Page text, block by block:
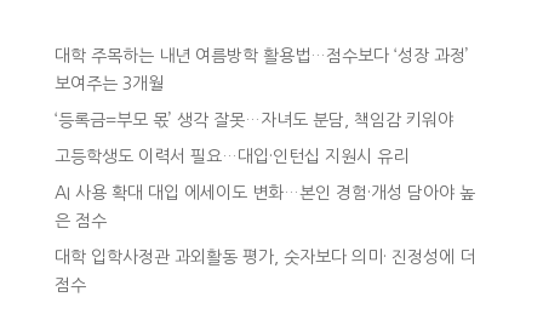
대학 주목하는 내년 여름방학 활용법…점수보다 ‘성장 과정’
보여주는 3개월
‘등록금=부모 몫’ 생각 잘못…자녀도 분담, 책임감 키워야
고등학생도 이력서 필요…대입·인턴십 지원시 유리
AI 사용 확대 대입 에세이도 변화…본인 경험·개성 담아야 높
은 점수
대학 입학사정관 과외활동 평가, 숫자보다 의미· 진정성에 더
점수